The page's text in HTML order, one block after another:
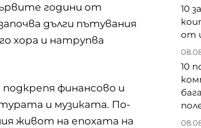
години от
дълги пътувания
хора и натрупва
финансово и
и музиката. По-
живот на епохата на
10
от
10